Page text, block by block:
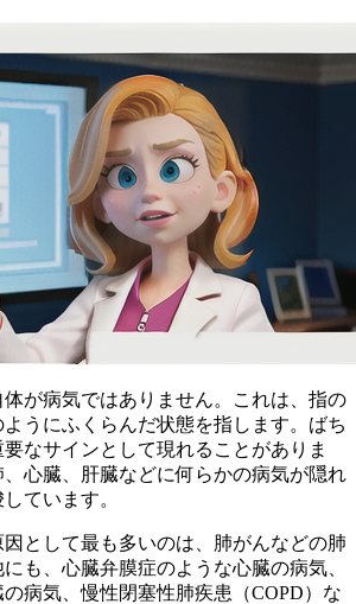
が病気ではありません。これは、指の
うにふくらんだ状態を指します。ばち
なサインとして現れる ことがありま
、心臓、肝臓などに何らかの病気が隠れ
ています。
として最も多いのは、肺がんなどの肺
も、心臓弁膜症のような心臓の病気、
病気、慢性閉塞性肺疾患（COPD）な